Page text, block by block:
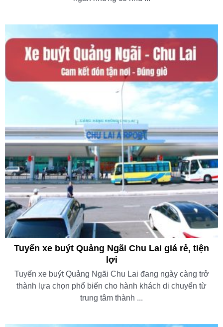
Tuyến xe buýt Quảng Ngãi Chu Lai giá rẻ, tiện
lợi
Tuyến xe buýt Quảng Ngãi Chu Lai đang ngày càng trở
thành lựa chọn phổ biến cho hành khách di chuyển từ
trung tâm thành ...